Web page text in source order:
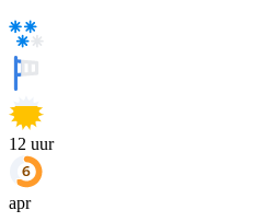
12 uur
apr